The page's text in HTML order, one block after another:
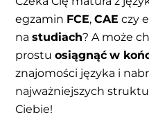
egzamin FCE,CAE czy
nastudiach? A może
prostuosiągnąć w
znajomości języka i
najważniejszych
Ciebie!